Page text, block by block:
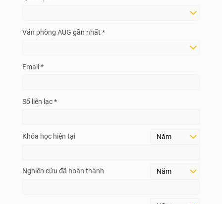
Văn phòng AUG gần nhất *
Email *
Số liên lạc *
Khóa học hiện tại
Nghiên cứu đã hoàn thành